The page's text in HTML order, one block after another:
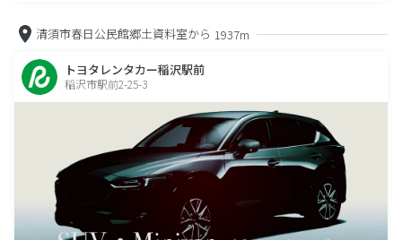
清須市春日公民館郷土資料室から 1937m
トヨタレンタカー稲沢駅前
稲沢市駅前2-25-3